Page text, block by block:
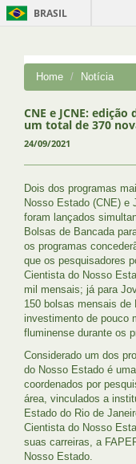
BRASIL
Home Notícia
CNE e JCNE:
um total de 370
24/09/2021
Dois dos programas
Nosso Estado (CNE) e
foram lançados
Bolsas de Bancada
os programas
que os pesquisadores
Cientista do Nosso
mil mensais; já para
150 bolsas mensais
investimento de pouco
fluminense durante os
Considerado um dos
do Nosso Estado é
coordenados por
área, vinculados a
Estado do Rio de
Cientista do Nosso
suas carreiras, a
Nosso Estado.